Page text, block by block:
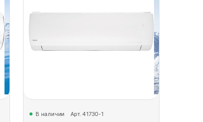
В наличии Арт. 41730-1